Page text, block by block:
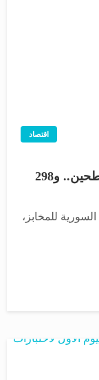
اقتصاد
«المخابز السورية»: لا تقليل لحصص الطحين.. و298
للمخابز،